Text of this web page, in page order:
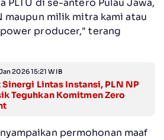
PLTU di se-antero Pulau Jawa,
maupun milik mitra kami atau
producer," terang
2026 15:21 WIB
Sinergi Lintas Instansi, PLN NP
Teguhkan Komitmen Zero
permohonan maaf